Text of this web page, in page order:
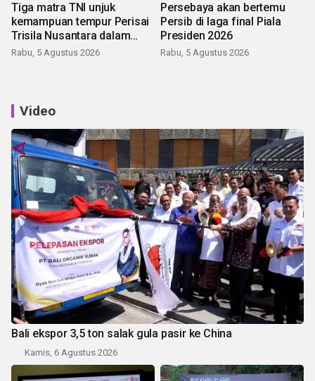
Tiga matra TNI unjuk
kemampuan tempur Perisai
Trisila Nusantara dalam
latihan di Kepri
Rabu, 5 Agustus 2026
Persebaya akan bertemu
Persib di laga final Piala
Presiden 2026
Rabu, 5 Agustus 2026
Video
Bali ekspor 3,5 ton salak gula pasir ke China
Kamis, 6 Agustus 2026